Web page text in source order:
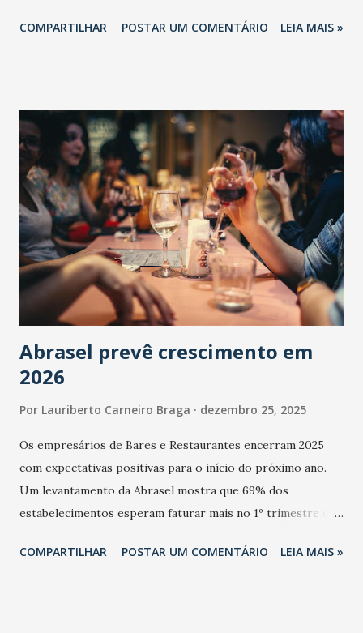
COMPARTILHAR POSTAR UM COMENTÁRIO LEIA MAIS »
Abrasel prevê crescimento em
2026
Por Lauriberto Carneiro Braga dezembro 25, 2025
Os empresários de Bares e Restaurantes encerram 2025
com expectativas positivas para o início do próximo ano.
Um levantamento da Abrasel mostra que 69% dos
estabelecimentos esperam faturar mais no 1º trimestre de
relação ao último trimestre deste ano, 56% também
COMPARTILHAR POSTAR UM COMENTÁRIO LEIA MAIS »